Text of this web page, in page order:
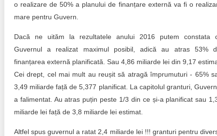
The best and the worst local policies in Moldova
Democracy, independence and transparency of key
public institutions in Moldova
Integrity of public procurement in Moldova
Public procurement
o realizare de 50% a planului de finanțare externă va fi o
mare pentru Guvern.
Dacă ne uităm la rezultatele anului 2016 putem constata
Guvernul a realizat maximul posibil, adică au atras 53%
finanțarea externă planificată. Sau 4,86 miliarde lei din 9,17
Cei drept, cel mai mult au reușit să atragă împrumuturi - 65%
3,49 miliarde față de 5,377 planificat. La capitolul granturi,
a falimentat. Au atras puțin peste 1/3 din ce și-a planificat sau
miliarde lei față de 3,8 miliarde lei estimat.
Altfel spus guvernul a ratat 2,4 miliarde lei !!! granturi pentru